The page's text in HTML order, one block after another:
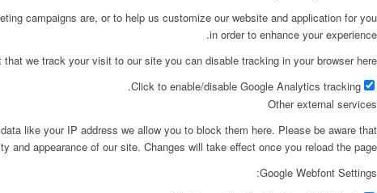
campaigns are, or to help us customize our website and application for you
in order to enhance your experience.
that we track your visit to our site you can disable tracking in your browser here:
Click to enable/disable Google Analytics tracking.
Other external services
like your IP address we allow you to block them here. Please be aware that
and appearance of our site. Changes will take effect once you reload the page.
Google Webfont Settings: